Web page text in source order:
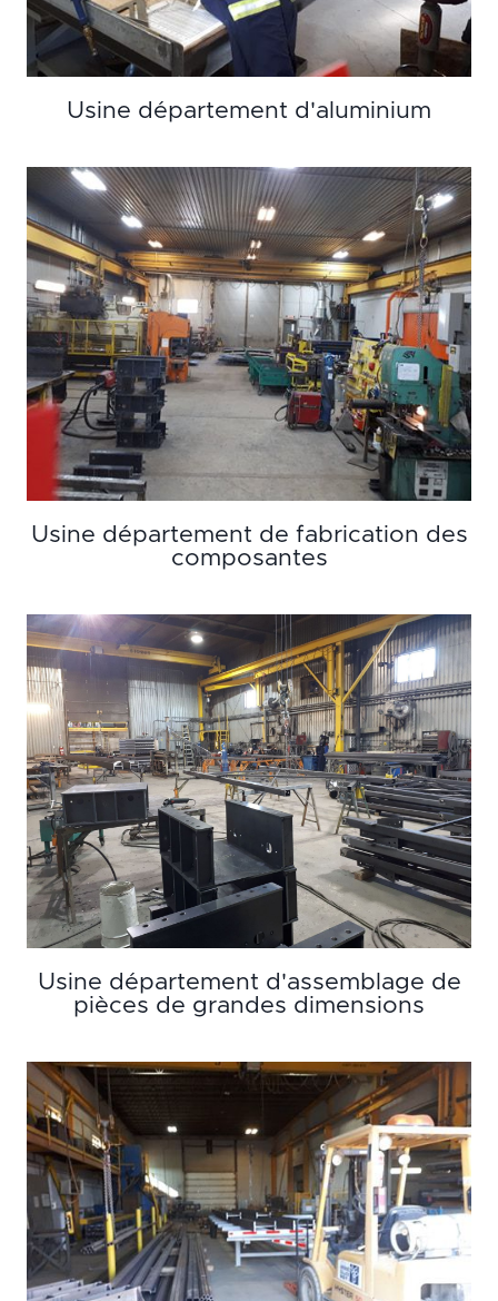
Usine département d'aluminium
Usine département de fabrication des
composantes
Usine département d'assemblage de
pièces de grandes dimensions